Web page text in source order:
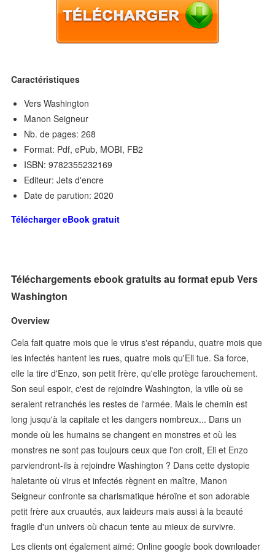
Caractéristiques
Vers Washington
Manon Seigneur
Nb. de pages: 268
Format: Pdf, ePub, MOBI, FB2
ISBN: 9782355232169
Editeur: Jets d'encre
Date de parution: 2020
Télécharger eBook gratuit
Téléchargements ebook gratuits au format epub Vers
Washington
Overview
Cela fait quatre mois que le virus s'est répandu, quatre mois que
les infectés hantent les rues, quatre mois qu'Eli tue. Sa force,
elle la tire d'Enzo, son petit frère, qu'elle protège farouchement.
Son seul espoir, c'est de rejoindre Washington, la ville où se
seraient retranchés les restes de l'armée. Mais le chemin est
long jusqu'à la capitale et les dangers nombreux... Dans un
monde où les humains se changent en monstres et où les
monstres ne sont pas toujours ceux que l'on croit, Eli et Enzo
parviendront-ils à rejoindre Washington ? Dans cette dystopie
haletante où virus et infectés règnent en maître, Manon
Seigneur confronte sa charismatique héroïne et son adorable
petit frère aux cruautés, aux laideurs mais aussi à la beauté
fragile d'un univers où chacun tente au mieux de survivre.
Les clients ont également aimé: Online google book downloader